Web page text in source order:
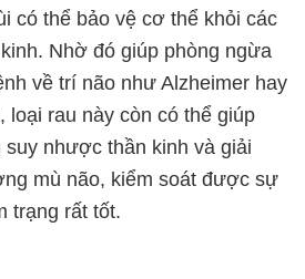
có thể bảo vệ cơ thể khỏi các
Nhờ đó giúp phòng ngừa
về trí não như Alzheimer hay
loại rau này còn có thể giúp
suy nhược thần kinh và giải
mù não, kiểm soát được sự
trạng rất tốt.